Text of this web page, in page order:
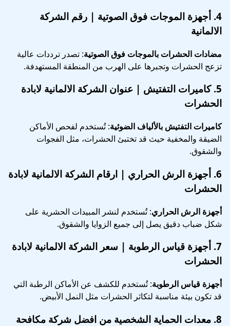
4. أجهزة الموجات فوق الصوتية | رقم الشركة
الالمانية
مضادات الحشرات بالموجات فوق الصوتية: تصدر ترددات عالية
تزعج الحشرات وتجبرها على الهرب من المنطقة المستهدفة.
5. كاميرات التفتيش | عنوان الشركة الالمانية لابادة
الحشرات
كاميرات التفتيش بالألياف الضوئية: تُستخدم لفحص الأماكن
الضيقة والمخفية حيث قد تختبئ الحشرات، مثل الفجوات
والشقوق.
6. أجهزة الرش الحراري | ارقام الشركة الالمانية لابادة
الحشرات
أجهزة الرش الحراري: تُستخدم لنشر المبيدات الحشرية على
شكل ضباب دقيق يصل إلى جميع الزوايا والشقوق.
7. أجهزة قياس الرطوبة | سعر الشركة الالمانية لابادة
الحشرات
أجهزة قياس الرطوبة: تُستخدم للكشف عن الأماكن الرطبة التي
قد تكون بيئة مناسبة لتكاثر الحشرات مثل النمل الأبيض.
8. معدات الحماية الشخصية من افضل شركة مكافحة